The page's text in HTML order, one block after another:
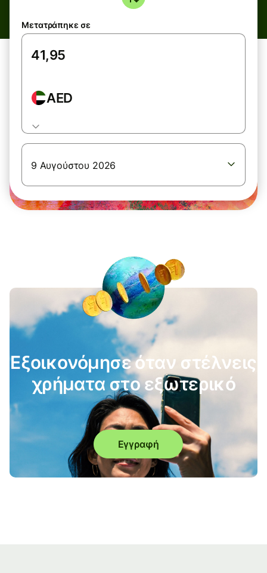
Μετατράπηκε σε
AED
9 Αυγούστου 2026
Εξοικονόμησε όταν στέλνεις
χρήματα στο εξωτερικό
Εγγραφή